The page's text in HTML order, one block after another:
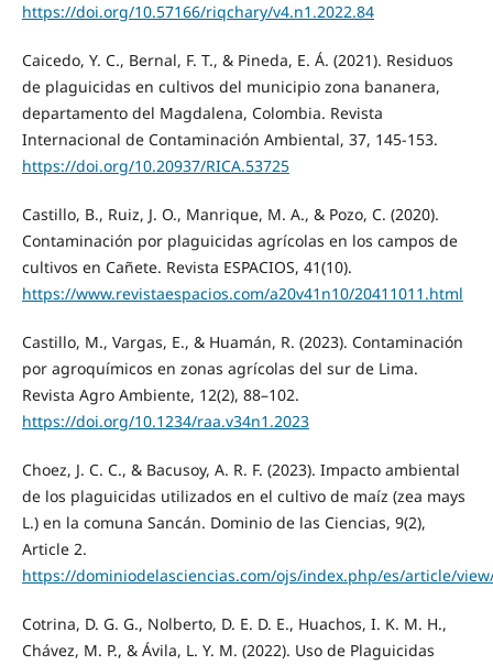
https://doi.org/10.57166/riqchary/v4.n1.2022.84
Caicedo, Y. C., Bernal, F. T., & Pineda, E. Á. (2021). Residuos
de plaguicidas en cultivos del municipio zona bananera,
departamento del Magdalena, Colombia. Revista
Internacional de Contaminación Ambiental, 37, 145-153.
https://doi.org/10.20937/RICA.53725
Castillo, B., Ruiz, J. O., Manrique, M. A., & Pozo, C. (2020).
Contaminación por plaguicidas agrícolas en los campos de
cultivos en Cañete. Revista ESPACIOS, 41(10).
https://www.revistaespacios.com/a20v41n10/20411011.html
Castillo, M., Vargas, E., & Huamán, R. (2023). Contaminación
por agroquímicos en zonas agrícolas del sur de Lima.
Revista Agro Ambiente, 12(2), 88–102.
https://doi.org/10.1234/raa.v34n1.2023
Choez, J. C. C., & Bacusoy, A. R. F. (2023). Impacto ambiental
de los plaguicidas utilizados en el cultivo de maíz (zea mays
L.) en la comuna Sancán. Dominio de las Ciencias, 9(2),
Article 2.
https://dominiodelasciencias.com/ojs/index.php/es/article/
Cotrina, D. G. G., Nolberto, D. E. D. E., Huachos, I. K. M. H.,
Chávez, M. P., & Ávila, L. Y. M. (2022). Uso de Plaguicidas